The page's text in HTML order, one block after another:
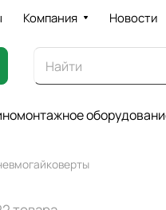
Компания Новости